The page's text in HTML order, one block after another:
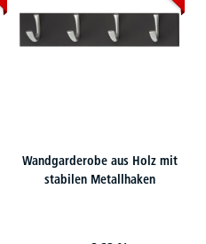
Wandgarderobe aus Holz mit
stabilen Metallhaken